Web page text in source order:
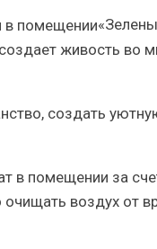
живость во
создать
в помещении за
очищать воздух от